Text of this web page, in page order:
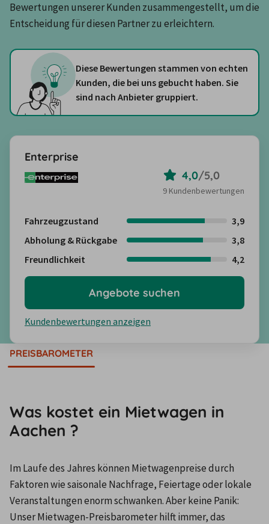
Bewertungen unserer Kunden zusammengestellt, um die
Entscheidung für diesen Partner zu erleichtern.
Diese Bewertungen stammen von echten
Kunden, die bei uns gebucht haben. Sie
sind nach Anbieter gruppiert.
Enterprise
4,0/5,0
9 Kundenbewertungen
Fahrzeugzustand
3,9
Abholung & Rückgabe
3,8
Freundlichkeit
4,2
Kundenbewertungen anzeigen
Angebote suchen
PREISBAROMETER
Was kostet ein Mietwagen in
Aachen ?
Im Laufe des Jahres können Mietwagenpreise durch
Faktoren wie saisonale Nachfrage, Feiertage oder lokale
Veranstaltungen enorm schwanken. Aber keine Panik:
Unser Mietwagen-Preisbarometer hilft immer, das